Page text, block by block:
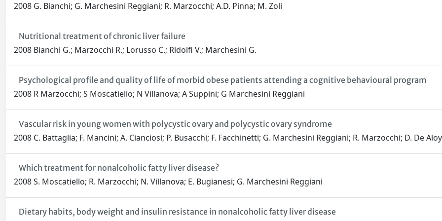
2008 G. Bianchi; G. Marchesini Reggiani; R. Marzocchi; A.D. Pinna; M. Zoli
Nutritional treatment of chronic liver failure
2008 Bianchi G.; Marzocchi R.; Lorusso C.; Ridolfi V.; Marchesini G.
Psychological profile and quality of life of morbid obese patients attending a cognitive behavioural program
2008 R Marzocchi; S Moscatiello; N Villanova; A Suppini; G Marchesini Reggiani
Vascular risk in young women with polycystic ovary and polycystic ovary syndrome
2008 C. Battaglia; F. Mancini; A. Cianciosi; P. Busacchi; F. Facchinetti; G. Marchesini Reggiani; R. Marzocchi; D. De
Which treatment for nonalcoholic fatty liver disease?
2008 S. Moscatiello; R. Marzocchi; N. Villanova; E. Bugianesi; G. Marchesini Reggiani
Dietary habits, body weight and insulin resistance in nonalcoholic fatty liver disease